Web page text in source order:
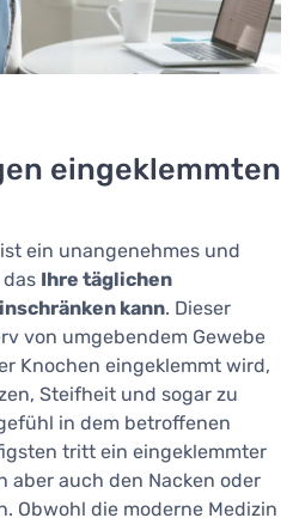
eingeklemmten
ein unangenehmes und
Ihre täglichen
kann. Dieser
von umgebendem Gewebe
Knochen eingeklemmt wird,
Steifheit und sogar zu
in dem betroffenen
tritt ein eingeklemmter
aber auch den Nacken oder
Obwohl die moderne Medizin